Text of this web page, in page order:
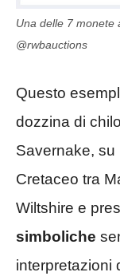
Una delle 7 monete
@rwbauctions
Questo
dozzina di
Savernake, su
Cretaceo tra
Wiltshire e
simboliche
interpretazioni